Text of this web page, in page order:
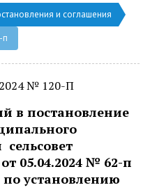
и соглашения
п
№ 120-П
в постановление
05.04.2024 № 62-п
установлению